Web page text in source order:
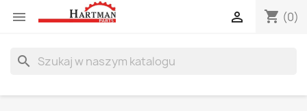
 shopping_cart (0)

search